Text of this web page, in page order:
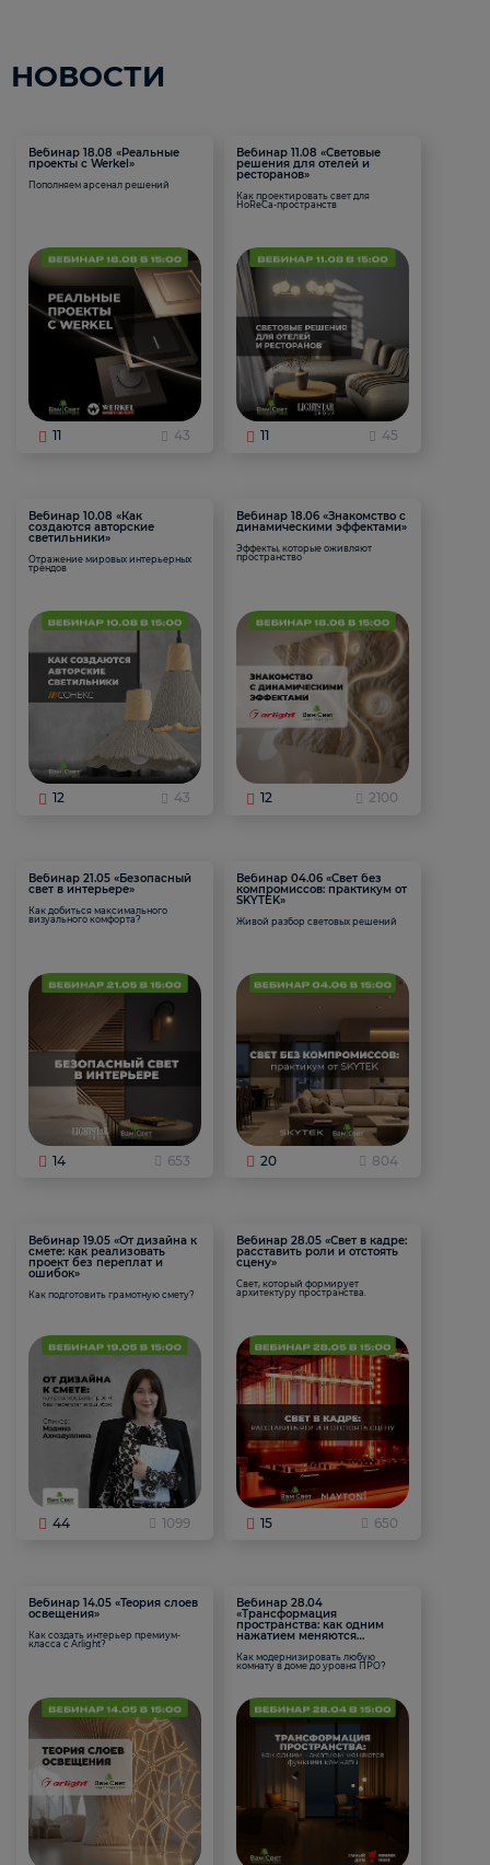
НОВОСТИ
Вебинар 18.08 «Реальные
проекты с Werkel»
Пополняем арсенал решений
11 43
Вебинар 11.08 «Световые
решения для отелей и
ресторанов»
Как проектировать свет для
HoReCa-пространств
11 45
Вебинар 10.08 «Как
создаются авторские
светильники»
Отражение мировых интерьерных
трендов
12 43
Вебинар 18.06 «Знакомство с
динамическими эффектами»
Эффекты, которые оживляют
пространство
12 2100
Вебинар 21.05 «Безопасный
свет в интерьере»
Как добиться максимального
визуального комфорта?
14 653
Вебинар 04.06 «Свет без
компромиссов: практикум от
SKYTEK»
Живой разбор световых решений
20 804
Вебинар 19.05 «От дизайна к
смете: как реализовать
проект без переплат и
ошибок»
Как подготовить грамотную смету?
44 1099
Вебинар 28.05 «Свет в кадре:
расставить роли и отстоять
сцену»
Свет, который формирует
архитектуру пространства.
15 650
Вебинар 14.05 «Теория слоев
освещения»
Как создать интерьер премиум-
класса с Arlight?
Вебинар 28.04
«Трансформация
пространства: как одним
нажатием меняются
Как модернизировать любую
комнату в доме до уровня ПРО?